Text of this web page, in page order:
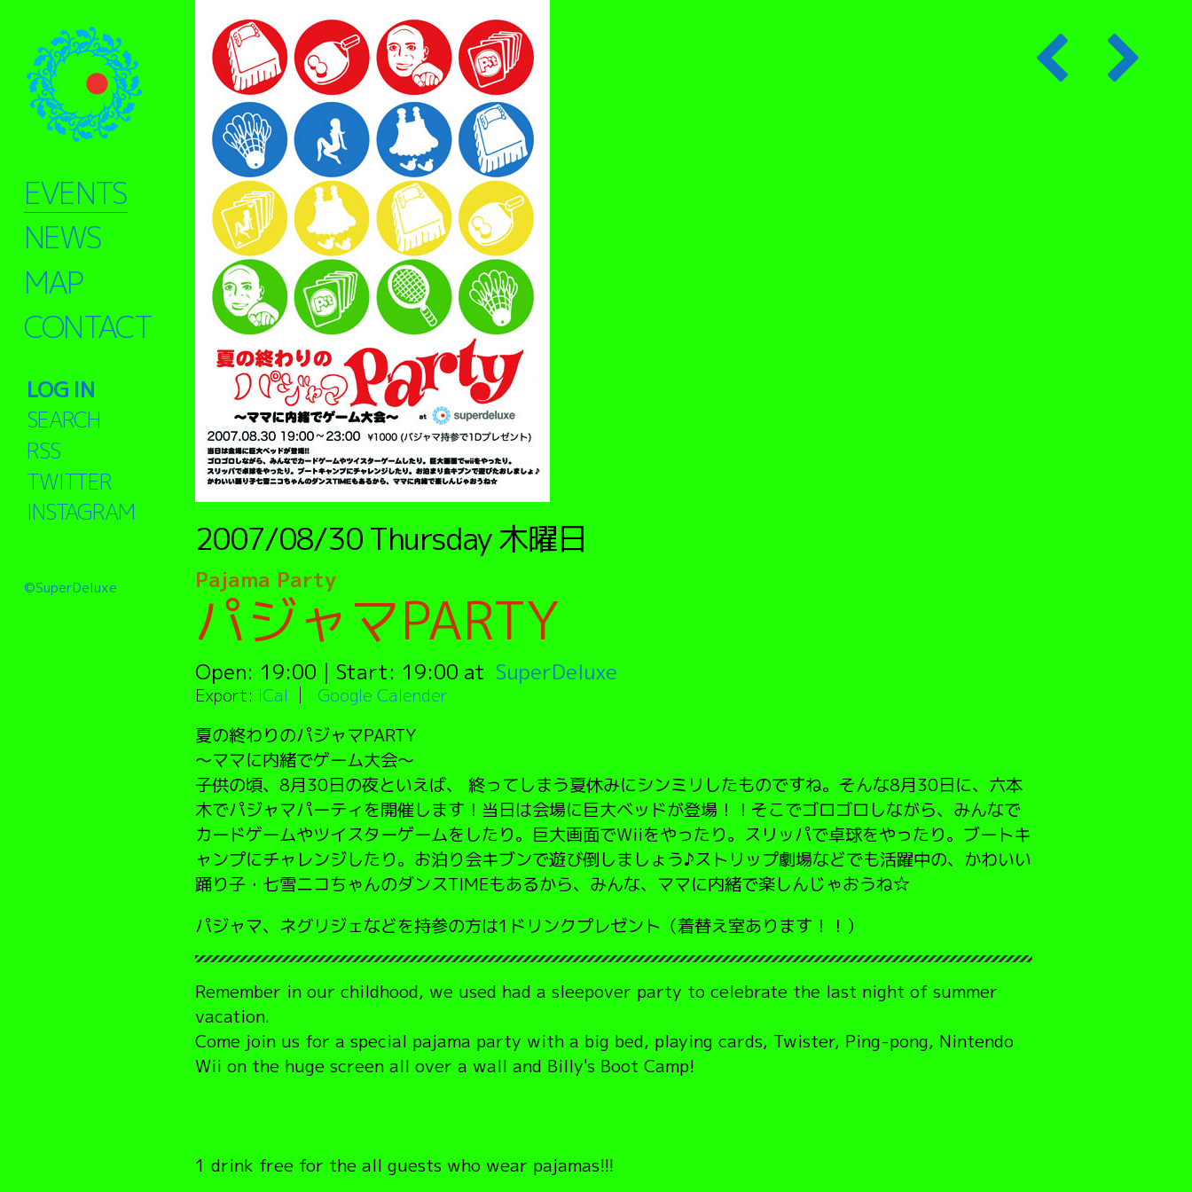
EVENTS
NEWS
MAP
CONTACT
LOG IN
SEARCH
RSS
TWITTER
INSTAGRAM
©SuperDeluxe
2007/08/30 Thursday木曜日
Pajama Party
パジャマPARTY
Open: 19:00 | Start: 19:00 SuperDeluxe
Export: iCal
Google Calender
夏の終わりのパジャマPARTY
〜ママに内緒でゲーム大会〜
子供の頃、8月30日の夜といえば、 終ってしまう夏休みにシンミリしたものですね。そんな8月30日に、六本
木でパジャマパーティを開催します！当日は会場に巨大ベッドが登場！！そこでゴロゴロしながら、みんなで
カードゲームやツイスターゲームをしたり。巨大画面でWiiをやったり。スリッパで卓球をやったり。ブートキ
ャンプにチャレンジしたり。お泊り会キブンで遊び倒しましょう♪ストリップ劇場などでも活躍中の、かわいい
踊り子・七雪ニコちゃんのダンスTIMEもあるから、みんな、ママに内緒で楽しんじゃおうね☆
パジャマ、ネグリジェなどを持参の方は1ドリンクプレゼント（着替え室あります！！）
Remember in our childhood, we used had a sleepover party to celebrate the last night of summer
vacation.
Come join us for a special pajama party with a big bed, playing cards, Twister, Ping-pong, Nintendo
Wii on the huge screen all over a wall and Billy's Boot Camp!
1 drink free for the all guests who wear pajamas!!!